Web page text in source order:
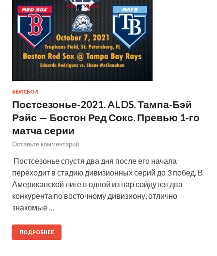
БЕЙСБОЛ
Постсезонье-2021. ALDS. Тампа-Бэй
Рэйс — Бостон Ред Сокс. Превью 1-го
матча серии
Оставьте комментарий
Постсезонье спустя два дня после его начала
переходит в стадию дивизионных серий до 3 побед. В
Американской лиге в одной из пар сойдутся два
конкурента по восточному дивизиону, отлично
знакомые …
ПОДРОБНЕЕ